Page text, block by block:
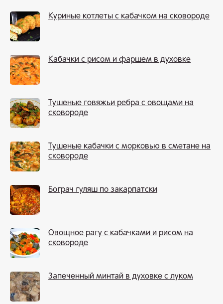
Куриные котлеты с кабачком на сковороде
Кабачки с рисом и фаршем в духовке
Тушеные говяжьи ребра с овощами на
сковороде
Тушеные кабачки с морковью в сметане на
сковороде
Бограч гуляш по закарпатски
Овощное рагу с кабачками и рисом на
сковороде
Запеченный минтай в духовке с луком